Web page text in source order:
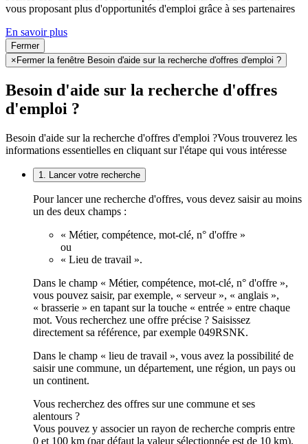
vous proposant plus d'opportunités d'emploi grâce à ses partenaires
En savoir plus
Fermer
× Fermer la fenêtre Besoin d'aide sur la recherche d'offres d'emploi ?
Besoin d'aide sur la recherche d'offres
d'emploi ?
Besoin d'aide sur la recherche d'offres d'emploi ?Vous trouverez les
informations essentielles en cliquant sur l'étape qui vous intéresse
1. Lancer votre recherche
Pour lancer une recherche d'offres, vous devez saisir au moins
un des deux champs :
« Métier, compétence, mot-clé, n° d'offre »
ou
« Lieu de travail ».
Dans le champ « Métier, compétence, mot-clé, n° d'offre »,
vous pouvez saisir, par exemple, « serveur », « anglais »,
« brasserie » en tapant sur la touche « entrée » entre chaque
mot. Vous recherchez une offre précise ? Saisissez
directement sa référence, par exemple 049RSNK.
Dans le champ « lieu de travail », vous avez la possibilité de
saisir une commune, un département, une région, un pays ou
un continent.
Vous recherchez des offres sur une commune et ses
alentours ?
Vous pouvez y associer un rayon de recherche compris entre
0 et 100 km (par défaut la valeur sélectionnée est de 10 km).